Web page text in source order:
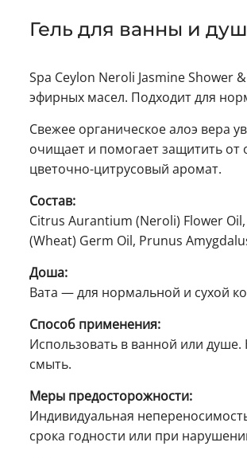
Гель для ванны и
Spa Ceylon Neroli Jasmine Shower
эфирных масел. Подходит для
Свежее органическое алоэ вера
очищает и помогает защитить
цветочно-цитрусовый аромат.
Состав:
Citrus Aurantium (Neroli) Flower
(Wheat) Germ Oil, Prunus
Доша:
Вата — для нормальной и сухой
Способ применения:
Использовать в ванной или душе.
смыть.
Меры предосторожности:
Индивидуальная
срока годности или при